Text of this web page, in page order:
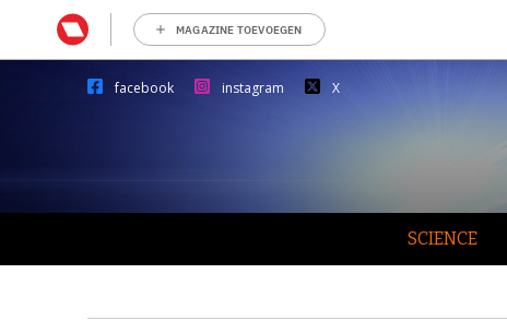
MAGAZINE TOEVOEGEN
facebook instagram X
SCIENCE